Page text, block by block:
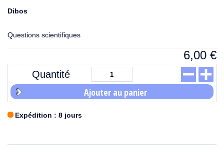
Dibos
Questions scientifiques
6,00 €
Quantité
Ajouter au panier
Expédition : 8 jours